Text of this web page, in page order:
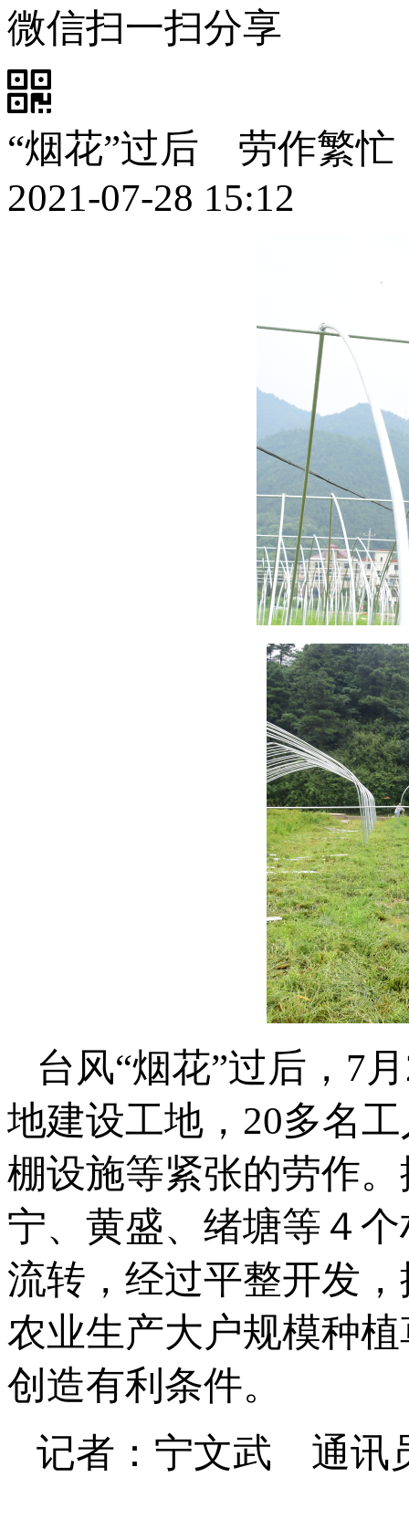
微信扫一扫分享
“烟花”过后 劳作繁忙
2021-07-28 15:12
台风“烟花”过后，7
地建设工地，20多名
棚设施等紧张的劳作
宁、黄盛、绪塘等４
流转，经过平整开发
农业生产大户规模种
创造有利条件。
记者：宁文武 通讯